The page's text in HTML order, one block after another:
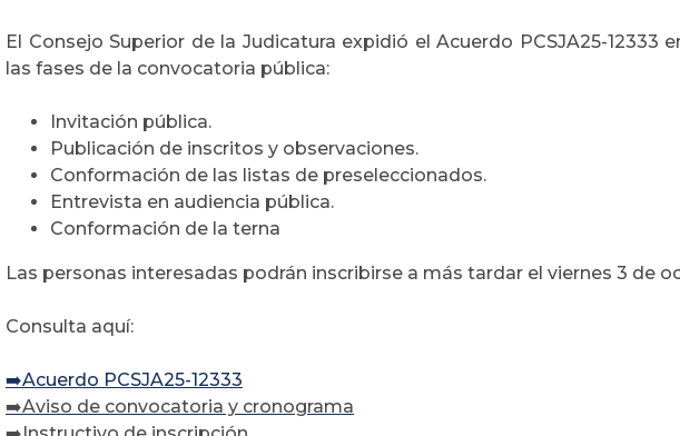
El Consejo Superior de la Judicatura expidió el Acuerdo PCSJA25-12333
las fases de la convocatoria pública:
Invitación pública.
Publicación de inscritos y observaciones.
Conformación de las listas de preseleccionados.
Entrevista en audiencia pública.
Conformación de la terna
Las personas interesadas podrán inscribirse a más tardar el viernes 3 de
Consulta aquí:
➡️Acuerdo PCSJA25-12333
➡️Aviso de convocatoria y cronograma